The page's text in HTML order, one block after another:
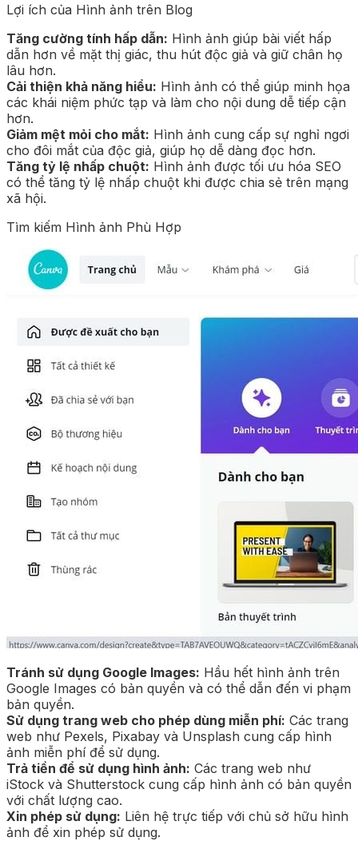
Lợi ích của Hình ảnh trên Blog
Tăng cường tính hấp dẫn: Hình ảnh giúp bài viết hấp
dẫn hơn về mặt thị giác, thu hút độc giả và giữ chân họ
lâu hơn.
Cải thiện khả năng hiểu: Hình ảnh có thể giúp minh họa
các khái niệm phức tạp và làm cho nội dung dễ tiếp cận
hơn.
Giảm mệt mỏi cho mắt: Hình ảnh cung cấp sự nghỉ ngơi
cho đôi mắt của độc giả, giúp họ dễ dàng đọc hơn.
Tăng tỷ lệ nhấp chuột: Hình ảnh được tối ưu hóa SEO
có thể tăng tỷ lệ nhấp chuột khi được chia sẻ trên mạng
xã hội.
Tìm kiếm Hình ảnh Phù Hợp
Tránh sử dụng Google Images: Hầu hết hình ảnh trên
Google Images có bản quyền và có thể dẫn đến vi phạm
bản quyền.
Sử dụng trang web cho phép dùng miễn phí: Các trang
web như Pexels, Pixabay và Unsplash cung cấp hình
ảnh miễn phí để sử dụng.
Trả tiền để sử dụng hình ảnh: Các trang web như
iStock và Shutterstock cung cấp hình ảnh có bản quyền
với chất lượng cao.
Xin phép sử dụng: Liên hệ trực tiếp với chủ sở hữu hình
ảnh để xin phép sử dụng.